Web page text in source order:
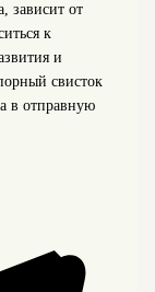
зависит от
к
и
свисток
в отправную